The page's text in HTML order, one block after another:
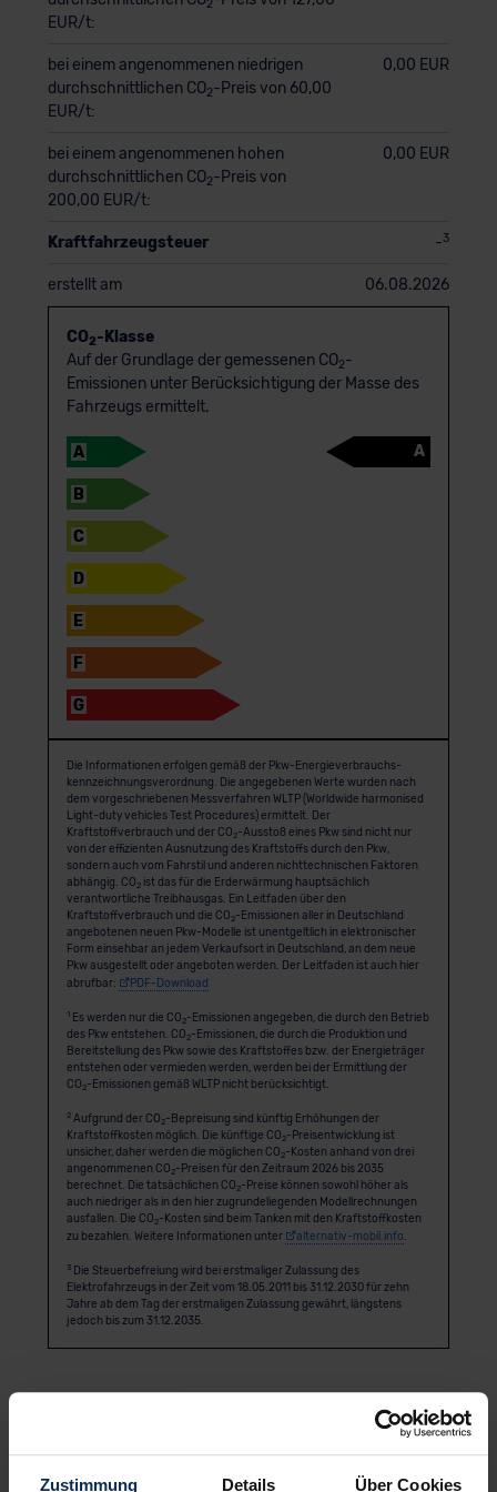
Zustimmung Details Über Cookies
2
EUR/t:
bei einem angenommenen niedrigen
durchschnittlichen CO2-Preis von 60,00
EUR/t:
0,00 EUR
bei einem angenommenen hohen
durchschnittlichen CO2-Preis von
200,00 EUR/t:
0,00 EUR
Kraftfahrzeugsteuer -3
erstellt am 06.08.2026
CO2-Klasse
Auf der Grundlage der gemessenen CO2-
Emissionen unter Berücksichtigung der Masse des
Fahrzeugs ermittelt.
A
B
C
D
E
F
G
A
Die Informationen erfolgen gemäß der Pkw-Energie­verbrauchs­
kennzeichnungs­verordnung. Die angegebenen Werte wurden nach
dem vorgeschriebenen Messverfahren WLTP (Worldwide harmonised
Light-duty vehicles Test Procedures) ermittelt. Der
Kraftstoffverbrauch und der CO2-Ausstoß eines Pkw sind nicht nur
von der effizienten Ausnutzung des Kraftstoffs durch den Pkw,
sondern auch vom Fahrstil und anderen nichttechnischen Faktoren
abhängig. CO2ist das für die Erderwärmung hauptsächlich
verantwortliche Treibhausgas. Ein Leitfaden über den
Kraftstoffverbrauch und die CO2-Emissionen aller in Deutschland
angebotenen neuen Pkw-Modelle ist unentgeltlich in elektronischer
Form einsehbar an jedem Verkaufsort in Deutschland, an dem neue
Pkw ausgestellt oder angeboten werden. Der Leitfaden ist auch hier
abrufbar:
PDF-Download
1Es werden nur die CO2-Emissionen angegeben, die durch den Betrieb
des Pkw entstehen. CO2-Emissionen, die durch die Produktion und
Bereitstellung des Pkw sowie des Kraftstoffes bzw. der Energieträger
entstehen oder vermieden werden, werden bei der Ermittlung der
CO2-Emissionen gemäß WLTP nicht berücksichtigt.
2Aufgrund der CO2-Bepreisung sind künftig Erhöhungen der
Kraftstoffkosten möglich. Die künftige CO2-Preisentwicklung ist
unsicher, daher werden die möglichen CO2-Kosten anhand von drei
angenommenen CO2-Preisen für den Zeitraum 2026 bis 2035
berechnet. Die tatsächlichen CO2-Preise können sowohl höher als
auch niedriger als in den hier zugrundeliegenden Modellrechnungen
ausfallen. Die CO2-Kosten sind beim Tanken mit den Kraftstoffkosten
zu bezahlen. Weitere Informationen unter
alternativ-mobil.info.
3Die Steuerbefreiung wird bei erstmaliger Zulassung des
Elektrofahrzeugs in der Zeit vom 18.05.2011 bis 31.12.2030 für zehn
Jahre ab dem Tag der erstmaligen Zulassung gewährt, längstens
jedoch bis zum 31.12.2035.
Anbieter